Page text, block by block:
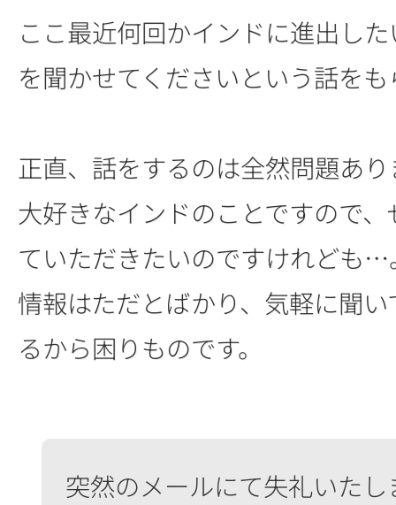
ここ最近何回かインドに進出し
を聞かせてくださいという話を
正直、話をするのは全然問題あ
大好きなインドのことですので
ていただきたいのですけれども…
情報はただとばかり、気軽に聞
るから困りものです。
突然のメールにて失礼いたし